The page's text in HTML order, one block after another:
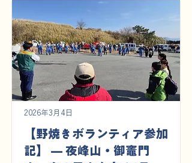
2026年3月4日
【野焼きボランティア参加
記】 — 夜峰山・御竈門